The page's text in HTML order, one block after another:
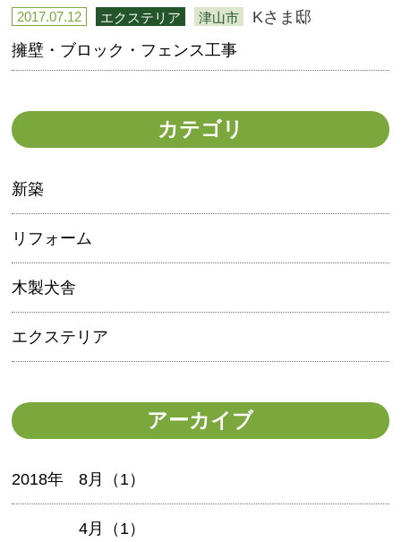
2017.07.12 エクステリア 津山市
Kさま邸
擁壁・ブロック・フェンス工事
カテゴリ
新築
リフォーム
木製犬舎
エクステリア
アーカイブ
2018年 8月（1）
4月（1）